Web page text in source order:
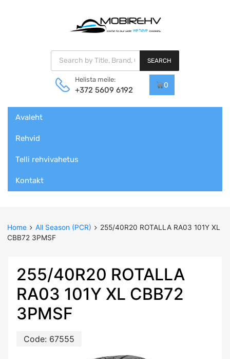
Products search
SEARCH
Helista meile:
+372 5609 6192
0
content
Avaleht
Rehvid
Telli rehvivahetus
Kontakt
Home All Season (PCR)
255/40R20 ROTALLA RA03 101Y XL
CBB72 3PMSF
255/40R20 ROTALLA
RA03 101Y XL CBB72
3PMSF
Code: 67555